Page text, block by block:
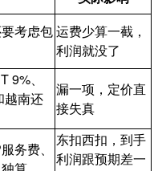
考虑包运费少算一截，
利润就没了
9%、
越南还
漏一项，定价直
接失真
务费、
东扣西扣，到手
利润跟预期差一